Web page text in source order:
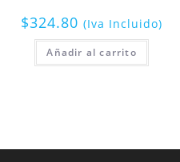
$324.80 (Iva Incluido)
Añadir al carrito